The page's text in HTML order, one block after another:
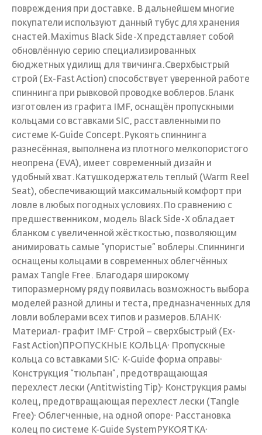
повреждения при доставке. В дальнейшем многие
покупатели используют данный тубус для хранения
снастей.Maximus Black Side-X представляет собой
обновлённую серию специализированных
бюджетных удилищ для твичинга.Сверхбыстрый
строй (Ex-Fast Action) способствует уверенной работе
спиннинга при рывковой проводке воблеров.Бланк
изготовлен из графита IMF, оснащён пропускными
кольцами со вставками SIC, расставленными по
системе K-Guide Concept.Рукоять спиннинга
разнесённая, выполнена из плотного мелкопористого
неопрена (EVA), имеет современный дизайн и
удобный хват.Катушкодержатель теплый (Warm Reel
Seat), обеспечивающий максимальный комфорт при
ловле в любых погодных условиях.По сравнению с
предшественником, модель Black Side-X обладает
бланком с увеличенной жёсткостью, позволяющим
анимировать самые “упористые” воблеры.Спиннинги
оснащены кольцами в современных облегчённых
рамах Tangle Free. Благодаря широкому
типоразмерному ряду появилась возможность выбора
моделей разной длины и теста, предназначенных для
ловли воблерами всех типов и размеров.БЛАНК·
Материал- графит IMF· Строй – сверхбыстрый (Ex-
Fast Action)ПРОПУСКНЫЕ КОЛЬЦА· Пропускные
кольца со вставками SIC· K-Guide форма оправы·
Конструкция “тюльпан”, предотвращающая
перехлест лески (Antitwisting Tip)· Конструкция рамы
колец, предотвращающая перехлест лески (Tangle
Free)· Облегченные, на одной опоре· Расстановка
колец по системе K-Guide SystemРУКОЯТКА·